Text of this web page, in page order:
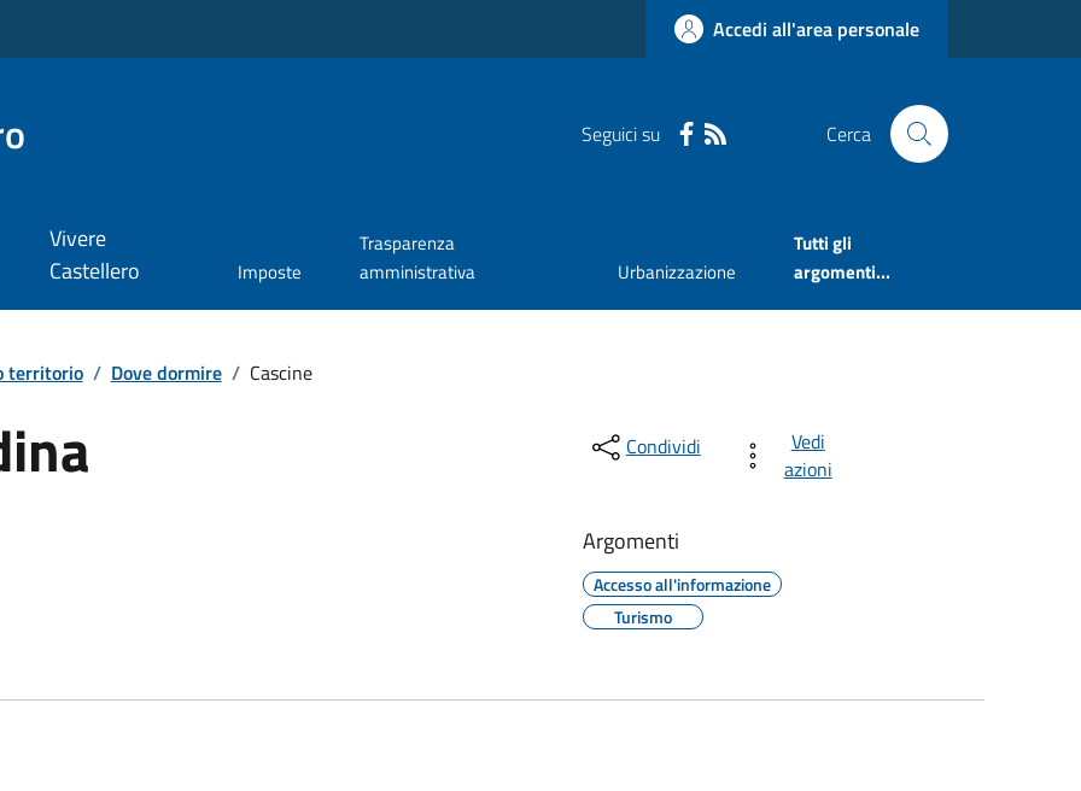
Accedi all'area personale
Seguici su Cerca
Vivere
Castellero
Imposte
Trasparenza
amministrativa
Urbanizzazione
Tutti gli
argomenti...
territorio / Dove dormire / Cascine
Condividi
Vedi
azioni
Argomenti
Accesso all'informazione
Turismo